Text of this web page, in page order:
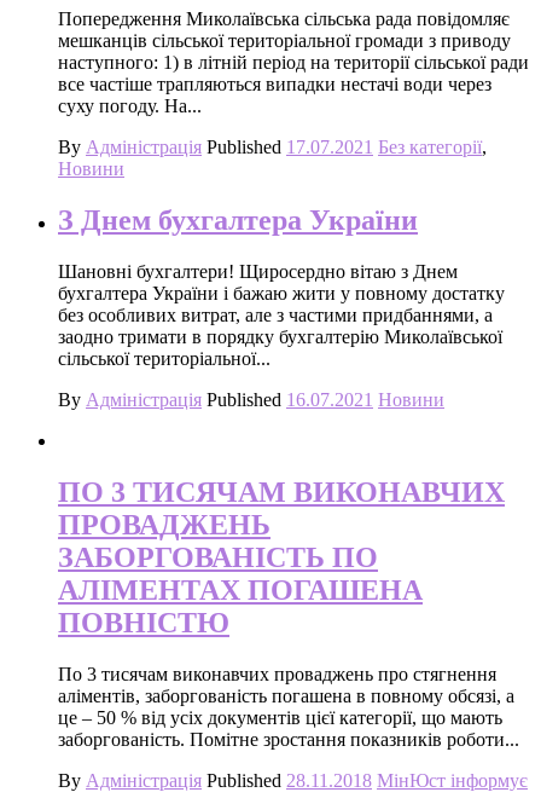
Попередження Миколаївська сільська рада повідомляє
мешканців сільської територіальної громади з приводу
наступного: 1) в літній період на території сільської ради
все частіше трапляються випадки нестачі води через
суху погоду. На...
By Адміністрація Published 17.07.2021 Без категорії,
Новини
З Днем бухгалтера України
Шановні бухгалтери! Щиросердно вітаю з Днем
бухгалтера України і бажаю жити у повному достатку
без особливих витрат, але з частими придбаннями, а
заодно тримати в порядку бухгалтерію Миколаївської
сільської територіальної...
By Адміністрація Published 16.07.2021 Новини
ПО 3 ТИСЯЧАМ ВИКОНАВЧИХ
ПРОВАДЖЕНЬ
ЗАБОРГОВАНІСТЬ ПО
АЛІМЕНТАХ ПОГАШЕНА
ПОВНІСТЮ
По 3 тисячам виконавчих проваджень про стягнення
аліментів, заборгованість погашена в повному обсязі, а
це – 50 % від усіх документів цієї категорії, що мають
заборгованість. Помітне зростання показників роботи...
By Адміністрація Published 28.11.2018 МінЮст інформує